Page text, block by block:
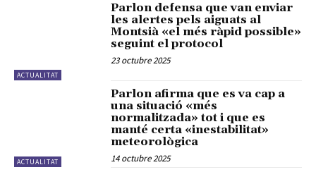
ACTUALITAT
Parlon defensa que van enviar
les alertes pels aiguats al
Montsià «el més ràpid possible»
seguint el protocol
23 octubre 2025
ACTUALITAT
Parlon afirma que es va cap a
una situació «més
normalitzada» tot i que es
manté certa «inestabilitat»
meteorològica
14 octubre 2025